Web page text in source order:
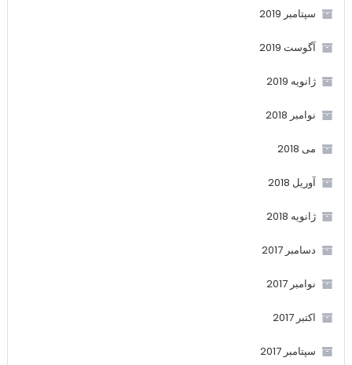
سپتامبر 2019
آگوست 2019
ژانویه 2019
نوامبر 2018
می 2018
آوریل 2018
ژانویه 2018
دسامبر 2017
نوامبر 2017
اکتبر 2017
سپتامبر 2017